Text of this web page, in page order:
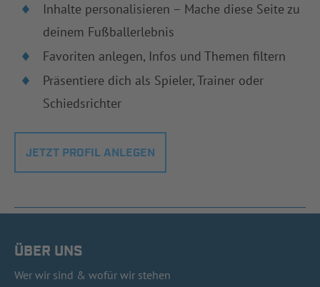
Inhalte personalisieren – Mache diese Seite zu
deinem Fußballerlebnis
Favoriten anlegen, Infos und Themen filtern
Präsentiere dich als Spieler, Trainer oder
Schiedsrichter
JETZT PROFIL ANLEGEN
ÜBER UNS
Wer wir sind & wofür wir stehen